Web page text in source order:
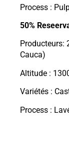
Process :
50%
Producteurs:
Cauca)
Altitude :
Variétés :
Process :